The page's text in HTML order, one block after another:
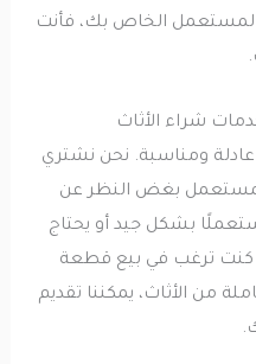
الخاص بك، فأنت
شراء الأثاث
ومناسبة. نحن نشتري
بغض النظر عن
بشكل جيد أو يحتاج
ترغب في بيع قطعة
الأثاث، يمكننا تقديم